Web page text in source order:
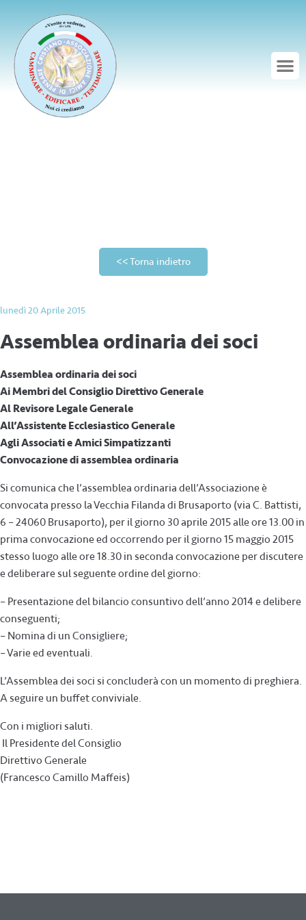
<< Torna indietro
lunedì 20 Aprile 2015
Assemblea ordinaria dei soci
Assemblea ordinaria dei soci
Ai Membri del Consiglio Direttivo Generale
Al Revisore Legale Generale
All’Assistente Ecclesiastico Generale
Agli Associati e Amici Simpatizzanti
Convocazione di assemblea ordinaria
Si comunica che l’assemblea ordinaria dell’Associazione è
convocata presso la Vecchia Filanda di Brusaporto (via C. Battisti,
6 – 24060 Brusaporto), per il giorno 30 aprile 2015 alle ore 13.00 in
prima convocazione ed occorrendo per il giorno 15 maggio 2015
stesso luogo alle ore 18.30 in seconda convocazione per discutere
e deliberare sul seguente ordine del giorno:
– Presentazione del bilancio consuntivo dell’anno 2014 e delibere
conseguenti;
– Nomina di un Consigliere;
– Varie ed eventuali.
L’Assemblea dei soci si concluderà con un momento di preghiera.
A seguire un buffet conviviale.
Con i migliori saluti.
Il Presidente del Consiglio
Direttivo Generale
(Francesco Camillo Maffeis)